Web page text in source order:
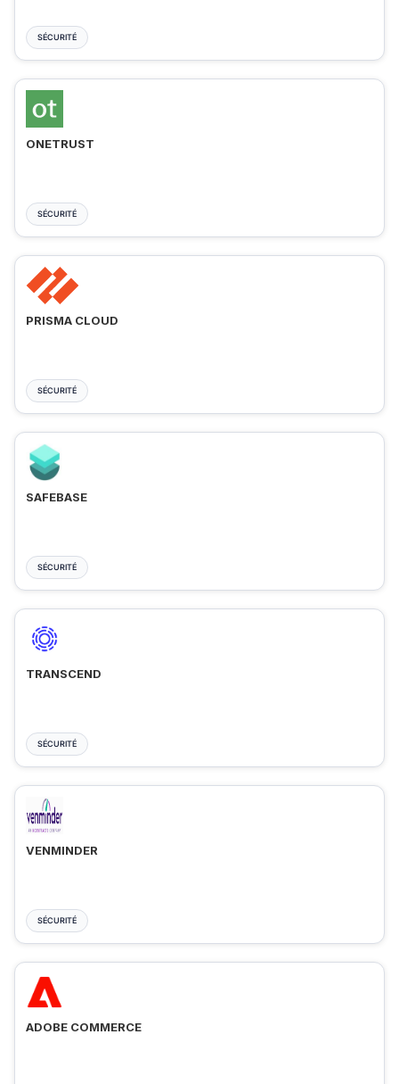
SÉCURITÉ
ONETRUST
SÉCURITÉ
PRISMA CLOUD
SÉCURITÉ
SAFEBASE
SÉCURITÉ
TRANSCEND
SÉCURITÉ
VENMINDER
SÉCURITÉ
ADOBE COMMERCE